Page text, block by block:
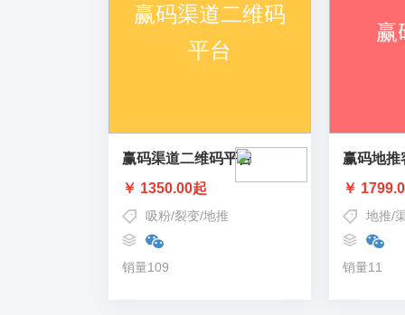
赢码渠道二维码平台
￥ 1350.00起
吸粉/裂变/地推
销量109
赢码地推
￥
地推/
销量11